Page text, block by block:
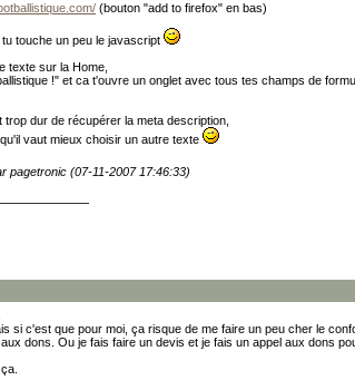
(bouton "add to firefox" en bas)
touche un peu le javascript
texte sur la Home,
!" et ca t'ouvre un onglet avec tous tes champs de
dur de récupérer la meta description,
vaut mieux choisir un autre texte
pagetronic (07-11-2007 17:46:33)
si c'est que pour moi, ça risque de me faire un peu cher le
dons. Ou je fais faire un devis et je fais un appel aux dons